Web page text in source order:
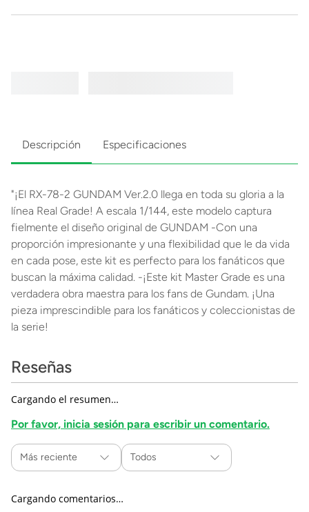
Descripción Especificaciones
"¡El RX-78-2 GUNDAM Ver.2.0 llega en toda su gloria a la
línea Real Grade! A escala 1/144, este modelo captura
fielmente el diseño original de GUNDAM -Con una
proporción impresionante y una flexibilidad que le da vida
en cada pose, este kit es perfecto para los fanáticos que
buscan la máxima calidad. -¡Este kit Master Grade es una
verdadera obra maestra para los fans de Gundam. ¡Una
pieza imprescindible para los fanáticos y coleccionistas de
la serie!
Reseñas
Cargando el resumen…
Por favor, inicia sesión para escribir un comentario.
Más reciente Todos
Cargando comentarios…